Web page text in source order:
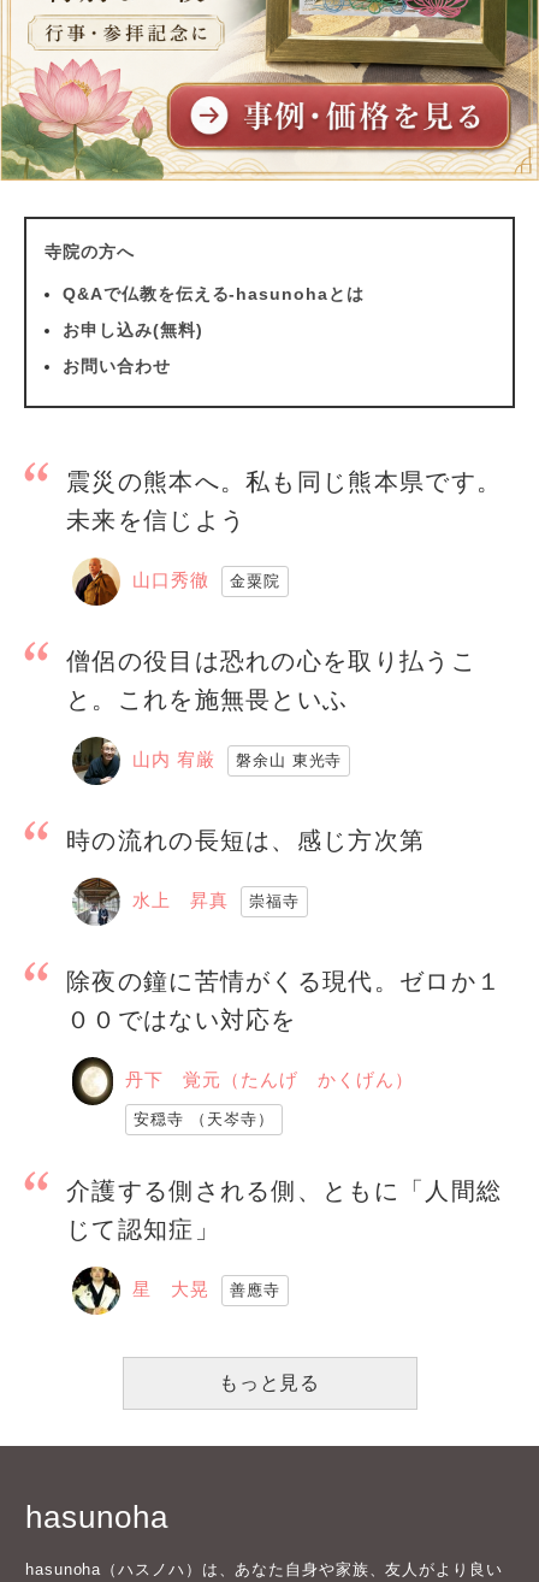
寺院の方へ
Q&Aで仏教を伝える-hasunohaとは
お申し込み(無料)
お問い合わせ
震災の熊本へ。私も同じ熊本県です。
未来を信じよう
山口秀徹 金粟院
僧侶の役目は恐れの心を取り払うこ
と。これを施無畏といふ
山内 宥厳 磐余山 東光寺
時の流れの長短は、感じ方次第
水上 昇真 崇福寺
除夜の鐘に苦情がくる現代。ゼロか１
００ではない対応を
丹下 覚元（たんげ かくげん）
安穏寺 （天岑寺）
介護する側される側、ともに「人間総
じて認知症」
星 大晃 善應寺
もっと見る
hasunoha
hasunoha（ハスノハ）は、あなた自身や家族、友人がより良い